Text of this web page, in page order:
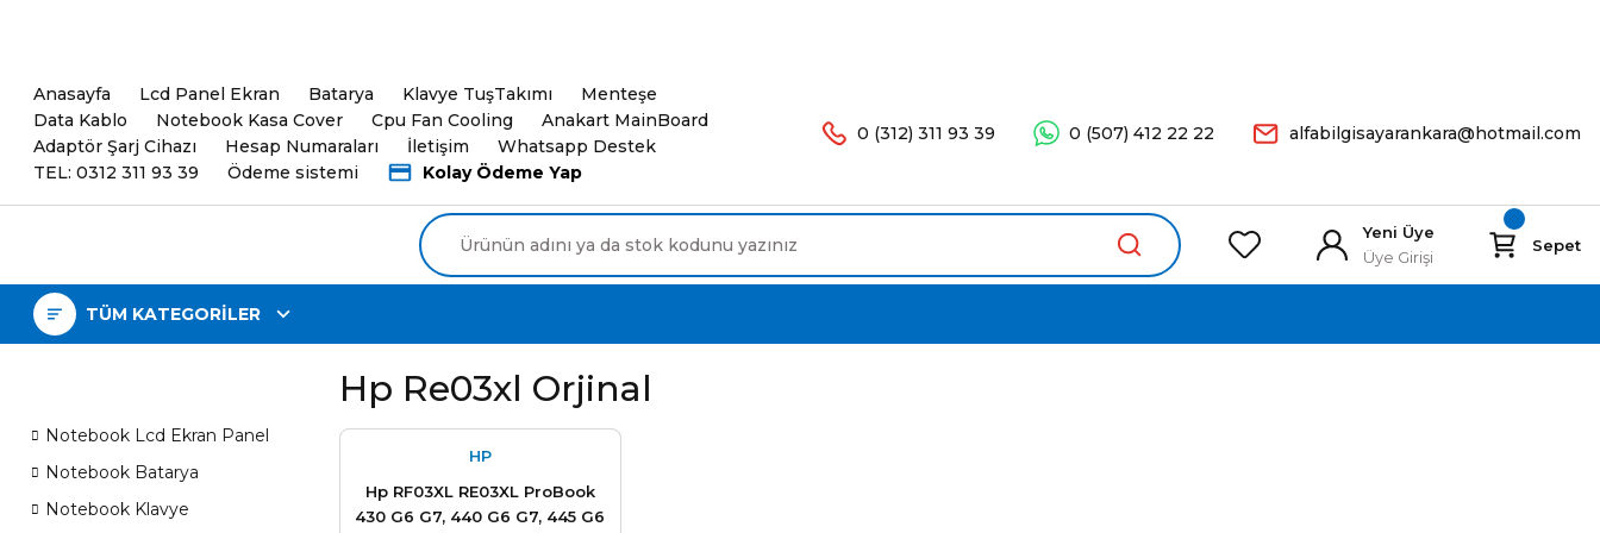
Anasayfa Lcd Panel Ekran Batarya Klavye TuşTakımı
Menteşe
Data Kablo
Notebook Kasa Cover Cpu Fan Cooling
Anakart MainBoard
Adaptör Şarj Cihazı
Hesap Numaraları İletişim
Whatsapp Destek
TEL: 0312 311 93 39
Ödeme sistemi Kolay Ödeme Yap
0 (312) 311 93 39 0 (507) 412 22 22 alfabilgisayarankara@hotmail.com
Yeni Üye
Üye Girişi
Sepet
TÜM KATEGORİLER
Notebook Lcd Ekran Panel
Notebook Batarya
Notebook Klavye
Hp Re03xl Orjinal
HP
Hp RF03XL RE03XL ProBook
430 G6 G7, 440 G6 G7, 445 G6